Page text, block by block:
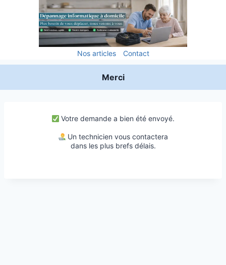
Nos articles Contact
Merci
Votre demande a bien été envoyé.
Un technicien vous contactera
dans les plus brefs délais.